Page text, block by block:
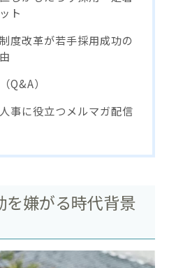
ト
度改革が若手採用成功の
Q&A）
事に役立つメルマガ配信
を嫌がる時代背景